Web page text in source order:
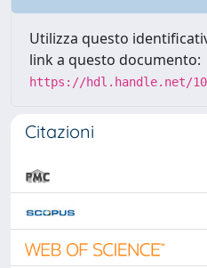
Utilizza questo
link a questo documento:
https://hdl.handle.net/
Citazioni